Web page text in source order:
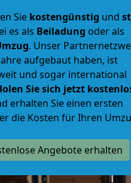
Sie kostengünstig und
es als Beiladung oder als
. Unser
aufgebaut haben, ist
und sogar international
Sie sich jetzt
erhalten Sie einen ersten
die Kosten für Ihren
Angebote erhalten